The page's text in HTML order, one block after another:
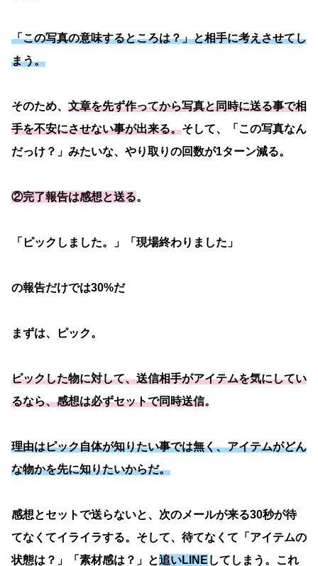
「この写真の意味するところは？」と相手に考えさせてし
まう。
そのため、 文章を先ず作ってから写真と同時に送る事で相
手を不安にさせない事が出来る。そして、「この写真なん
だっけ？」みたいな、やり取りの回数が1ターン減る。
②完了報告は感想と送る。
「ピックしました。」「現場終わりました」
の報告だけでは30%だ
まずは、ピック。
ピックした物に対して、送信相手がアイテムを気にしてい
るなら、感想は必ずセットで同時送信。
理由はピック自体が知りたい事では無く、アイテムがどん
な物かを先に知りたいからだ。
感想とセットで送らないと、次のメールが来る30秒が待
てなくてイライラする。そして、待てなくて「アイテムの
状態は？」「素材感は？」と追いLINE してしまう。これ